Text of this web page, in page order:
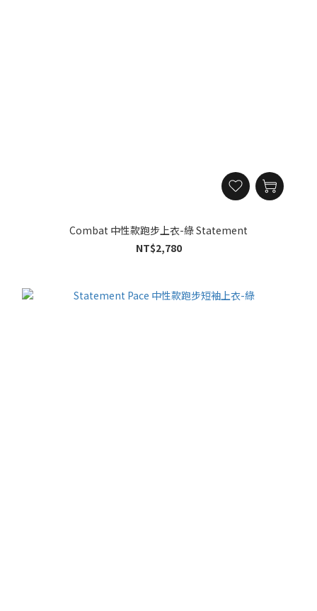
Combat 中性款跑步上衣-綠 Statement
NT$2,780